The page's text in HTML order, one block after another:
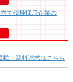
で積極採用企業の
・資料請求はこちら